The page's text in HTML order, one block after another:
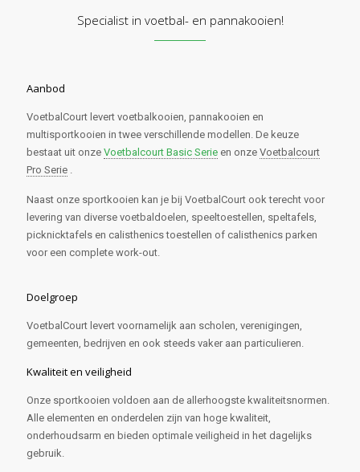
Specialist in voetbal- en pannakooien!
Aanbod
VoetbalCourt levert voetbalkooien, pannakooien en
multisportkooien in twee verschillende modellen. De keuze
bestaat uit onze Voetbalcourt Basic Serie en onze Voetbalcourt
Pro Serie .
Naast onze sportkooien kan je bij VoetbalCourt ook terecht voor
levering van diverse voetbaldoelen, speeltoestellen, speltafels,
picknicktafels en calisthenics toestellen of calisthenics parken
voor een complete work-out.
Doelgroep
VoetbalCourt levert voornamelijk aan scholen, verenigingen,
gemeenten, bedrijven en ook steeds vaker aan particulieren.
Kwaliteit en veiligheid
Onze sportkooien voldoen aan de allerhoogste kwaliteitsnormen.
Alle elementen en onderdelen zijn van hoge kwaliteit,
onderhoudsarm en bieden optimale veiligheid in het dagelijks
gebruik.